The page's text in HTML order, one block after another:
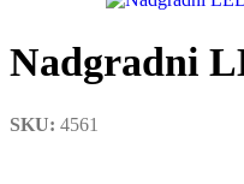
Nadgradni
SKU: 4561